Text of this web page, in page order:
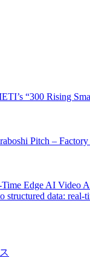
“300 Rising
Pitch –
Time Edge AI Video
data: real-